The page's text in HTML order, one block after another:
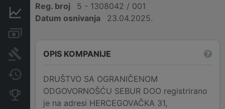
Finansijski podaci
Arhiva sudskih objava
Promjene
Konkurentne kompanije
Reg. broj
5 - 1308042 / 001
Datum osnivanja
23.04.2025.
OPIS KOMPANIJE
DRUŠTVO SA OGRANIČENOM
ODGOVORNOŠĆU SEBUR DOO registrirano
je na adresi HERCEGOVAČKA 31,